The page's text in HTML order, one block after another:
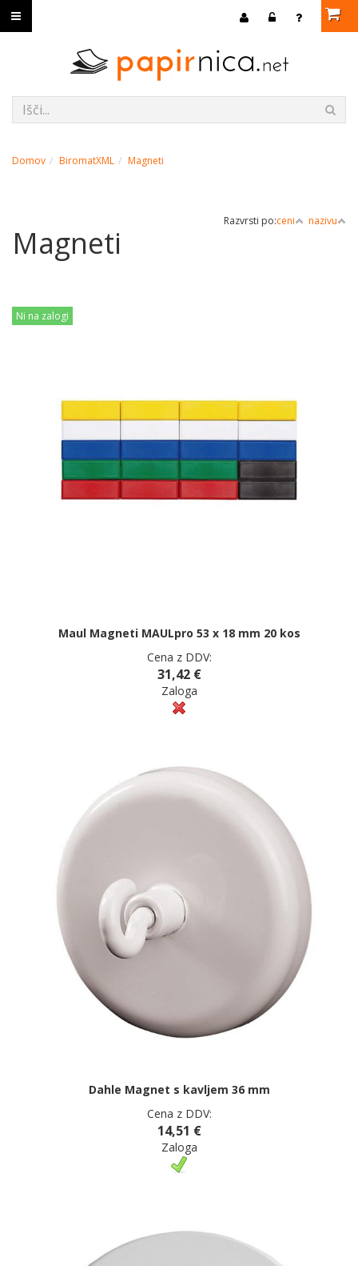
Domov BiromatXML Magneti
Razvrsti po:ceni nazivu
Magneti
Ni na zalogi
Maul Magneti MAULpro 53 x 18 mm 20 kos
Cena z DDV:
31,42 €
Zaloga
Dahle Magnet s kavljem 36 mm
Cena z DDV:
14,51 €
Zaloga